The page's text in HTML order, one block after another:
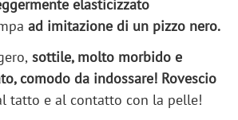
elasticizzato
ad imitazione di un pizzo nero.
sottile, molto morbido e
comodo da indossare! Rovescio
tatto e al contatto con la pelle!